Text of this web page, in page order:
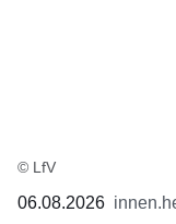
© LfV
06.08.2026